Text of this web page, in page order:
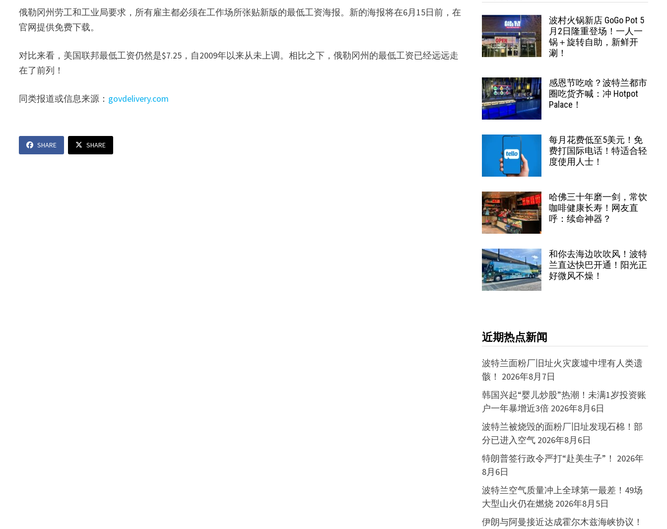
俄勒冈州劳工和工业局要求，所有雇主都必须在工作场所张贴新版的最低工资海报。新的海报将在6月15日前，在
官网提供免费下载。
对比来看，美国联邦最低工资仍然是$7.25，自2009年以来从未上调。相比之下，俄勒冈州的最低工资已经远远走
在了前列！
同类报道或信息来源： govdelivery.com
SHARE SHARE
波村火锅新店 GoGo Pot 5
月2日隆重登场！一人一
锅＋旋转自助，新鲜开
涮！
感恩节吃啥？波特兰都市
圈吃货齐喊：冲 Hotpot
Palace！
每月花费低至5美元！免
费打国际电话！特适合轻
度使用人士！
哈佛三十年磨一剑，常饮
咖啡健康长寿！网友直
呼：续命神器？
和你去海边吹吹风！波特
兰直达快巴开通！阳光正
好微风不燥！
近期热点新闻
波特兰面粉厂旧址火灾废墟中埋有人类遗
骸！ 2026年8月7日
韩国兴起“婴儿炒股”热潮！未满1岁投资账
户一年暴增近3倍 2026年8月6日
波特兰被烧毁的面粉厂旧址发现石棉！部
分已进入空气 2026年8月6日
特朗普签行政令严打“赴美生子”！ 2026年
8月6日
波特兰空气质量冲上全球第一最差！49场
大型山火仍在燃烧 2026年8月5日
伊朗与阿曼接近达成霍尔木兹海峡协议！